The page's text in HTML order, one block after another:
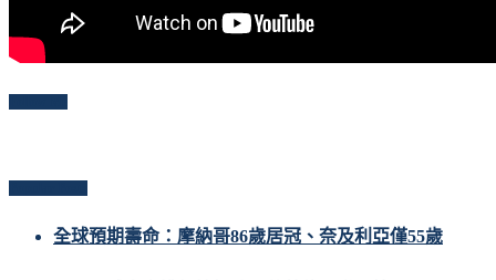
全球預期壽命：摩納哥86歲居冠、奈及利亞僅55歲